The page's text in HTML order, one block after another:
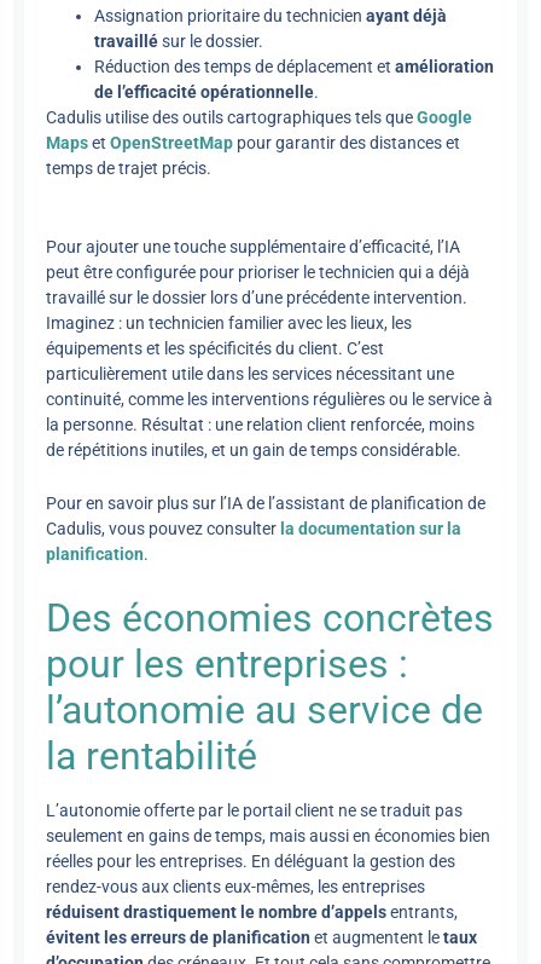
Assignation prioritaire du technicienayant déjà
travaillésur le dossier.
Réduction des temps de déplacement etamélioration
de l’efficacité opérationnelle.
Cadulis utilise des outils cartographiques tels queGoogle
MapsetOpenStreetMap pour garantir des distances et
temps de trajet précis.
Pour ajouter une touche supplémentaire d’efficacité, l’IA
peut être configurée pour prioriser le technicien qui a déjà
travaillé sur le dossier lors d’une précédente intervention.
Imaginez : un technicien familier avec les lieux, les
équipements et les spécificités du client. C’est
particulièrement utile dans les services nécessitant une
continuité, comme les interventions régulières ou le service à
la personne. Résultat : une relation client renforcée, moins
de répétitions inutiles, et un gain de temps considérable.
Pour en savoir plus sur l’IA de l’assistant de planification de
Cadulis, vous pouvez consulter la documentation sur la
planification.
Des économies concrètes
pour les entreprises :
l’autonomie au service de
la rentabilité
L’autonomie offerte par le portail client ne se traduit pas
seulement en gains de temps, mais aussi en économies bien
réelles pour les entreprises. En déléguant la gestion des
rendez-vous aux clients eux-mêmes, les entreprises
réduisent drastiquement le nombre d’appelsentrants,
évitent les erreurs de planification et augmentent letaux